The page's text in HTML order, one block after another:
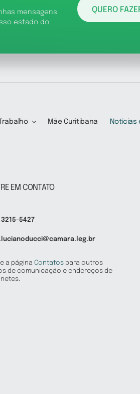
mensagens
estado do
QUERO
Mãe Curitibana Notícias
EM CONTATO
3215-5427
a página Contatos para outros
de comunicação e endereços de